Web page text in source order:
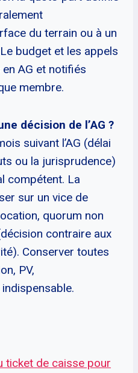
du terrain ou à un
budget et les appels
AG et notifiés
membre.
décision de l’AG ?
suivant l’AG (délai
ou la jurisprudence)
compétent. La
sur un vice de
quorum non
contraire aux
Conserver toutes
PV,
ticket de caisse pour